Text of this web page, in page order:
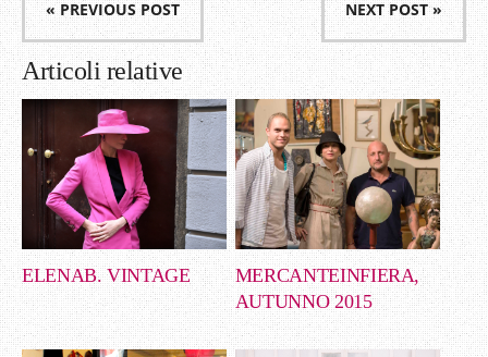
« PREVIOUS POST NEXT POST »
Articoli relative
ELENAB. VINTAGE
MERCANTEINFIERA,
AUTUNNO 2015